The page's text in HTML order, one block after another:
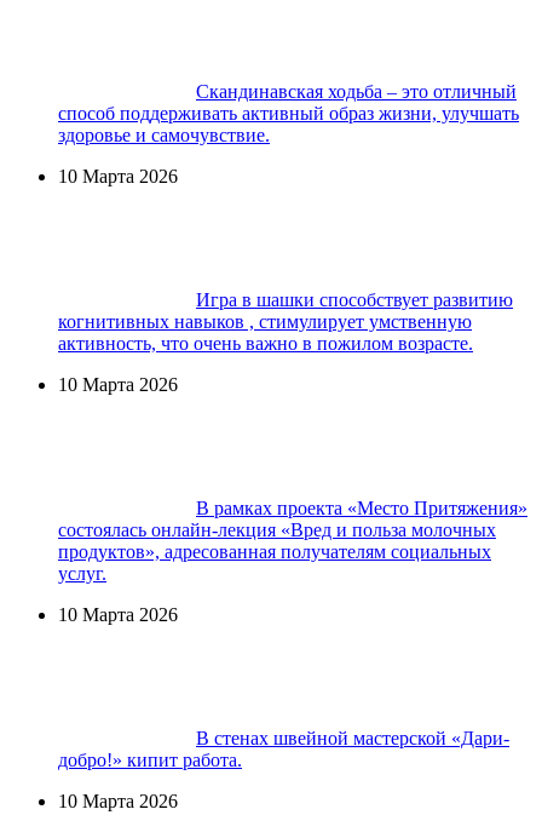
Скандинавская ходьба – это отличный
способ поддерживать активный образ жизни, улучшать
здоровье и самочувствие.
10 Марта 2026
Игра в шашки способствует развитию
когнитивных навыков , стимулирует умственную
активность, что очень важно в пожилом возрасте.
10 Марта 2026
В рамках проекта «Место Притяжения»
состоялась онлайн-лекция «Вред и польза молочных
продуктов», адресованная получателям социальных
услуг.
10 Марта 2026
В стенах швейной мастерской «Дари-
добро!» кипит работа.
10 Марта 2026